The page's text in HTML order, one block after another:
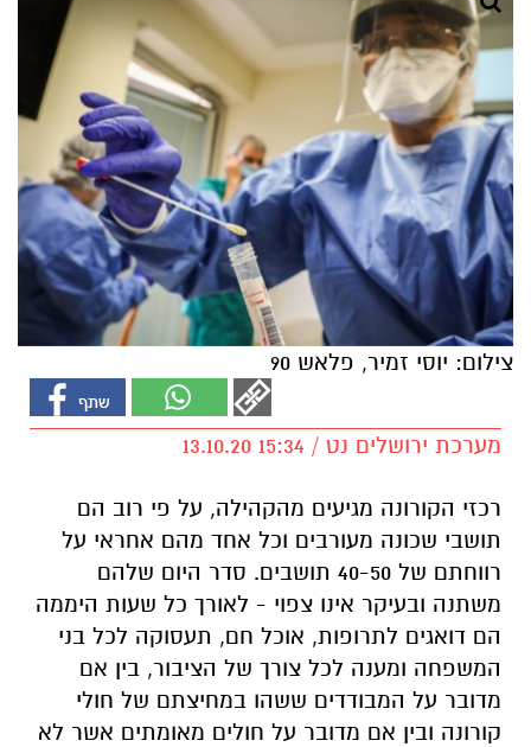
צילום: יוסי זמיר, פלאש 90
מערכת ירושלים נט / 15:34 13.10.20
רכזי הקורונה מגיעים מהקהילה, על פי רוב הם
תושבי שכונה מעורבים וכל אחד מהם אחראי על
רווחתם של 40-50 תושבים. סדר היום שלהם
משתנה ובעיקר אינו צפוי - לאורך כל שעות היממה
הם דואגים לתרופות, אוכל חם, תעסוקה לכל בני
המשפחה ומענה לכל צורך של הציבור, בין אם
מדובר על המבודדים ששהו במחיצתם של חולי
קורונה ובין אם מדובר על חולים מאומתים אשר לא